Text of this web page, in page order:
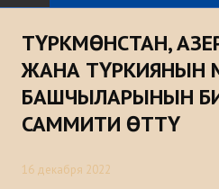
БАШКЫ БЕТ
БИЗ ЖѲНҮНДѲ
ТҮРКМӨНСТАН,
ЖАНА ТҮРКИЯНЫН
БАШЧЫЛАРЫНЫН
САММИТИ ӨТТҮ
16 декабря 2022